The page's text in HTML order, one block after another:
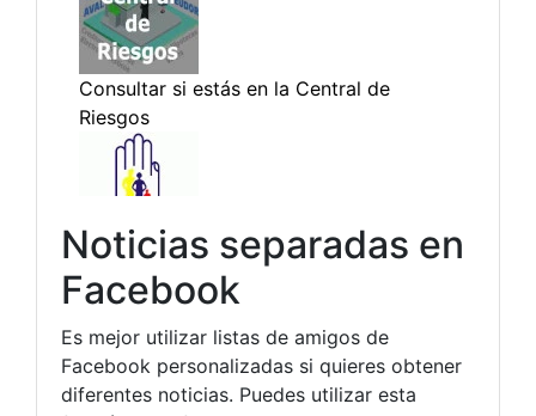
Noticias separadas en
Facebook
Es mejor utilizar listas de amigos de
Facebook personalizadas si quieres obtener
diferentes noticias. Puedes utilizar esta